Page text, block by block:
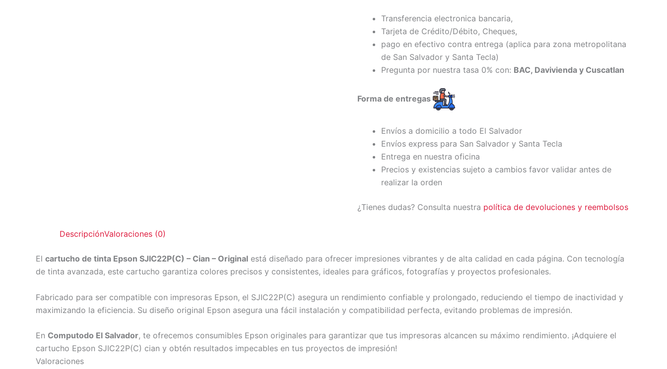
Transferencia electronica bancaria,
Tarjeta de Crédito/Débito, Cheques,
pago en efectivo contra entrega (aplica para zona metropolitana
de San Salvador y Santa Tecla)
Pregunta por nuestra tasa 0% con: BAC, Davivienda y Cuscatlan
Forma de entregas
Envíos a domicilio a todo El Salvador
Envíos express para San Salvador y Santa Tecla
Entrega en nuestra oficina
Precios y existencias sujeto a cambios favor validar antes de
realizar la orden
¿Tienes dudas? Consulta nuestra política de devoluciones y reembolsos
DescripciónValoraciones (0)
El cartucho de tinta Epson SJIC22P(C) – Cian – Original está diseñado para ofrecer impresiones vibrantes y de alta calidad en cada página. Con tecnología
de tinta avanzada, este cartucho garantiza colores precisos y consistentes, ideales para gráficos, fotografías y proyectos profesionales.
Fabricado para ser compatible con impresoras Epson, el SJIC22P(C) asegura un rendimiento confiable y prolongado, reduciendo el tiempo de inactividad y
maximizando la eficiencia. Su diseño original Epson asegura una fácil instalación y compatibilidad perfecta, evitando problemas de impresión.
En Computodo El Salvador, te ofrecemos consumibles Epson originales para garantizar que tus impresoras alcancen su máximo rendimiento. ¡Adquiere el
cartucho Epson SJIC22P(C) cian y obtén resultados impecables en tus proyectos de impresión!
Valoraciones